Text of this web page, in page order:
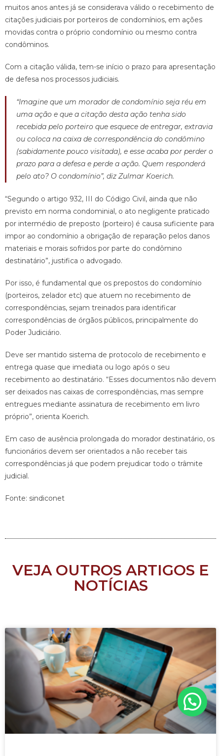
muitos anos antes já se considerava válido o recebimento de
citações judiciais por porteiros de condomínios, em ações
movidas contra o próprio condomínio ou mesmo contra
condôminos.
Com a citação válida, tem-se início o prazo para apresentação
de defesa nos processos judiciais.
“Imagine que um morador de condomínio seja réu em
uma ação e que a citação desta ação tenha sido
recebida pelo porteiro que esquece de entregar, extravia
ou coloca na caixa de correspondência do condômino
(sabidamente pouco visitada), e esse acaba por perder o
prazo para a defesa e perde a ação. Quem responderá
pelo ato? O condomínio”, diz Zulmar Koerich.
“Segundo o artigo 932, III do Código Civil, ainda que não
previsto em norma condominial, o ato negligente praticado
por intermédio de preposto (porteiro) é causa suficiente para
impor ao condomínio a obrigação de reparação pelos danos
materiais e morais sofridos por parte do condômino
destinatário”, justifica o advogado.
Por isso, é fundamental que os prepostos do condomínio
(porteiros, zelador etc) que atuem no recebimento de
correspondências, sejam treinados para identificar
correspondências de órgãos públicos, principalmente do
Poder Judiciário.
Deve ser mantido sistema de protocolo de recebimento e
entrega quase que imediata ou logo após o seu
recebimento ao destinatário. “Esses documentos não devem
ser deixados nas caixas de correspondências, mas sempre
entregues mediante assinatura de recebimento em livro
próprio”, orienta Koerich.
Em caso de ausência prolongada do morador destinatário, os
funcionários devem ser orientados a não receber tais
correspondências já que podem prejudicar todo o trâmite
judicial.
Fonte: sindiconet
VEJA OUTROS ARTIGOS E
NOTÍCIAS